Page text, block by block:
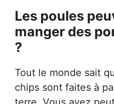
Les poules
manger des
?
Tout le monde sait
chips sont faites à